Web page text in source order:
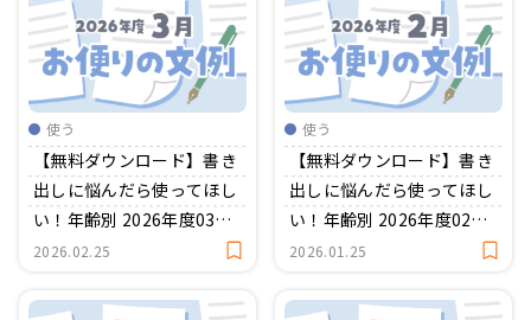
使う
【無料ダウンロード】書き
出しに悩んだら使ってほし
い！年齢別 2026年度03月
のお便り文例集
2026.02.25
使う
【無料ダウンロード】書き
出しに悩んだら使ってほし
い！年齢別 2026年度02月
のお便り文例集
2026.01.25